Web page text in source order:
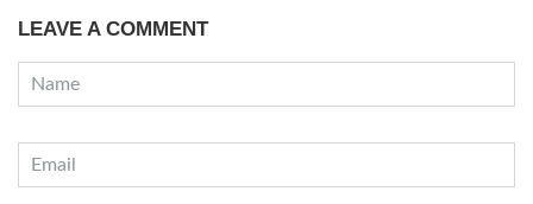
LEAVE A COMMENT